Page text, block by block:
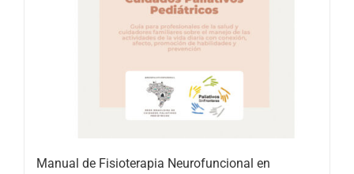
Manual de Fisioterapia Neurofuncional en